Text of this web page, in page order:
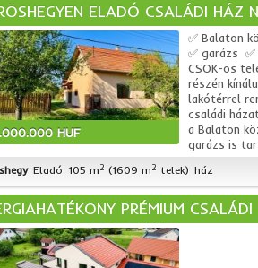
ELADÓ CSALÁDI HÁZ
HUF
✅ Balaton
✅ garázs
CSOK-os
részén
lakótérrel
családi
a Balaton
garázs is
Eladó 105 m2 (1609 m2 telek) ház
PRÉMIUM